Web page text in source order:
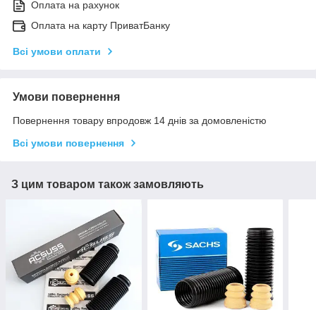
Оплата на рахунок
Оплата на карту ПриватБанку
Всі умови оплати
Умови повернення
Повернення товару впродовж 14 днів за домовленістю
Всі умови повернення
З цим товаром також замовляють